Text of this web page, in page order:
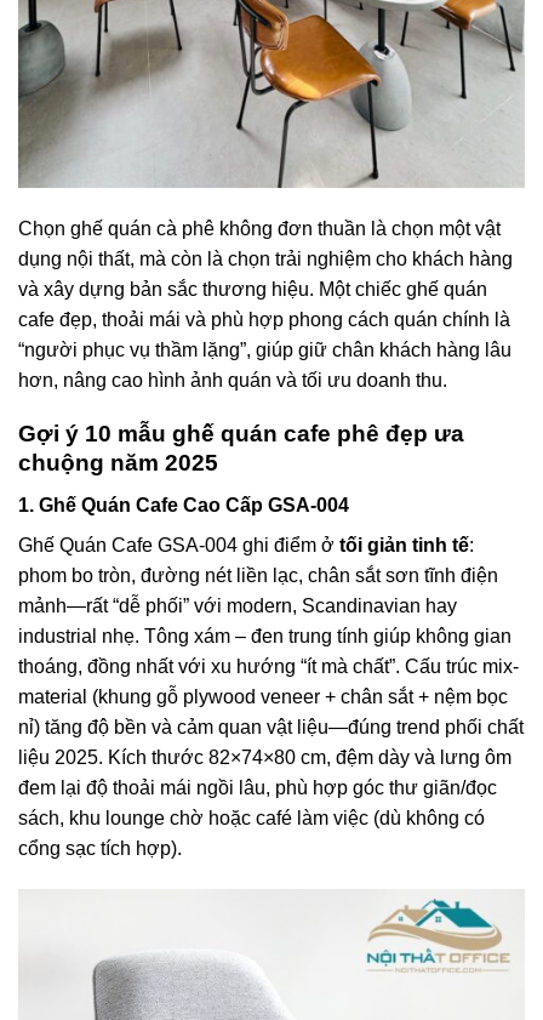
Chọn ghế quán cà phê không đơn thuần là chọn một vật
dụng nội thất, mà còn là chọn trải nghiệm cho khách hàng
và xây dựng bản sắc thương hiệu. Một chiếc ghế quán
cafe đẹp, thoải mái và phù hợp phong cách quán chính là
“người phục vụ thầm lặng”, giúp giữ chân khách hàng lâu
hơn, nâng cao hình ảnh quán và tối ưu doanh thu.
Gợi ý 10 mẫu ghế quán cafe phê đẹp ưa
chuộng năm 2025
1. Ghế Quán Cafe Cao Cấp GSA-004
Ghế Quán Cafe GSA-004 ghi điểm ở tối giản tinh tế:
phom bo tròn, đường nét liền lạc, chân sắt sơn tĩnh điện
mảnh—rất “dễ phối” với modern, Scandinavian hay
industrial nhẹ. Tông xám – đen trung tính giúp không gian
thoáng, đồng nhất với xu hướng “ít mà chất”. Cấu trúc mix-
material (khung gỗ plywood veneer + chân sắt + nệm bọc
nỉ) tăng độ bền và cảm quan vật liệu—đúng trend phối chất
liệu 2025. Kích thước 82×74×80 cm, đệm dày và lưng ôm
đem lại độ thoải mái ngồi lâu, phù hợp góc thư giãn/đọc
sách, khu lounge chờ hoặc café làm việc (dù không có
cổng sạc tích hợp).